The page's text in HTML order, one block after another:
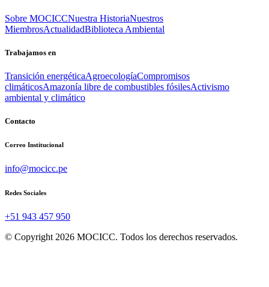
Sobre MOCICCNuestra HistoriaNuestros
MiembrosActualidadBiblioteca Ambiental
Trabajamos en
Transición energéticaAgroecologíaCompromisos
climáticosAmazonía libre de combustibles fósilesActivismo
ambiental y climático
Contacto
Correo Institucional
info@mocicc.pe
Redes Sociales
+51 943 457 950
© Copyright 2026 MOCICC. Todos los derechos reservados.